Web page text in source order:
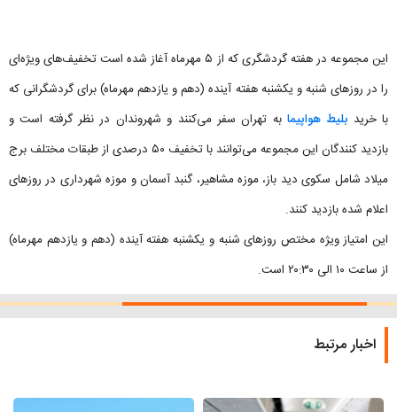
این مجموعه در هفته گردشگری که از ۵ مهرماه آغاز شده است تخفیف‌های ویژه‌ای
را در روز‌های شنبه و یکشنبه هفته آینده (دهم و یازدهم مهرماه) برای گردشگرانی که
با خرید بلیط هواپیما به تهران سفر می‌کنند و شهروندان در نظر گرفته است و
بازدید کنندگان این مجموعه می‌توانند با تخفیف ۵۰ درصدی از طبقات مختلف برج
میلاد شامل سکوی دید باز، موزه مشاهیر، گنبد آسمان و موزه شهرداری در روز‌های
اعلام شده بازدید کنند.
این امتیاز ویژه مختص روز‌های شنبه و یکشنبه هفته آینده (دهم و یازدهم مهرماه)
از ساعت ۱۰ الی ۲۰:۳۰ است.
اخبار مرتبط